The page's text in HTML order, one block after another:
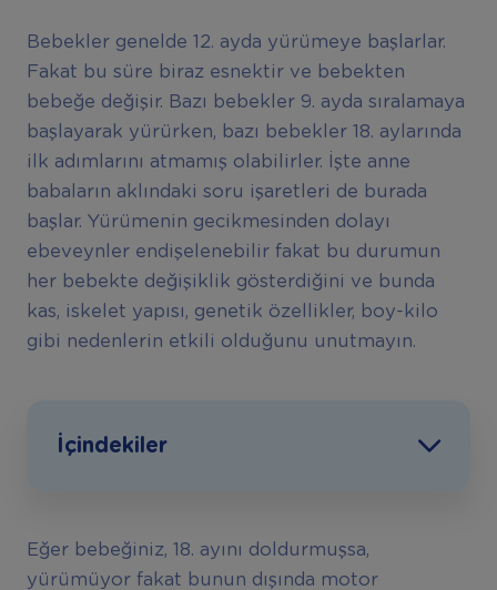
Bebekler genelde 12. ayda yürümeye başlarlar.
Fakat bu süre biraz esnektir ve bebekten
bebeğe değişir. Bazı bebekler 9. ayda sıralamaya
başlayarak yürürken, bazı bebekler 18. aylarında
ilk adımlarını atmamış olabilirler. İşte anne
babaların aklındaki soru işaretleri de burada
başlar. Yürümenin gecikmesinden dolayı
ebeveynler endişelenebilir fakat bu durumun
her bebekte değişiklik gösterdiğini ve bunda
kas, iskelet yapısı, genetik özellikler, boy-kilo
gibi nedenlerin etkili olduğunu unutmayın.
İçindekiler
Eğer bebeğiniz, 18. ayını doldurmuşsa,
yürümüyor fakat bunun dışında motor